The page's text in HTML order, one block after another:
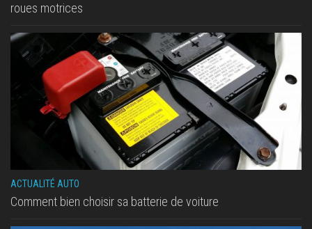
roues motrices
ACTUALITÉ AUTO
Comment bien choisir sa batterie de voiture